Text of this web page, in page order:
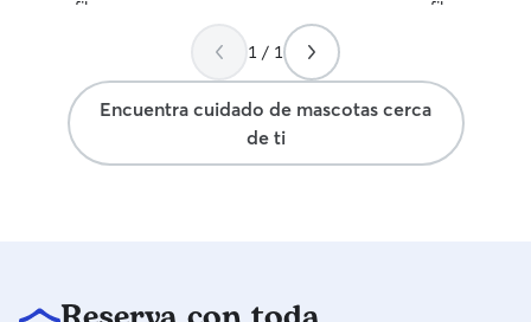
vallado donde podrán jugar y disfrutar,
dispongo de piscina para mascotas por si
quieren refrescarse! Siempre todo con
seguridad. En el campo también
dispongo de zonas de descanso con
casetas y vallado, posibilidad de estar
1 / 1
Encuentra cuidado de mascotas cerca
de ti